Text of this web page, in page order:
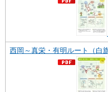
西岡～真栄・有明ルート（白旗